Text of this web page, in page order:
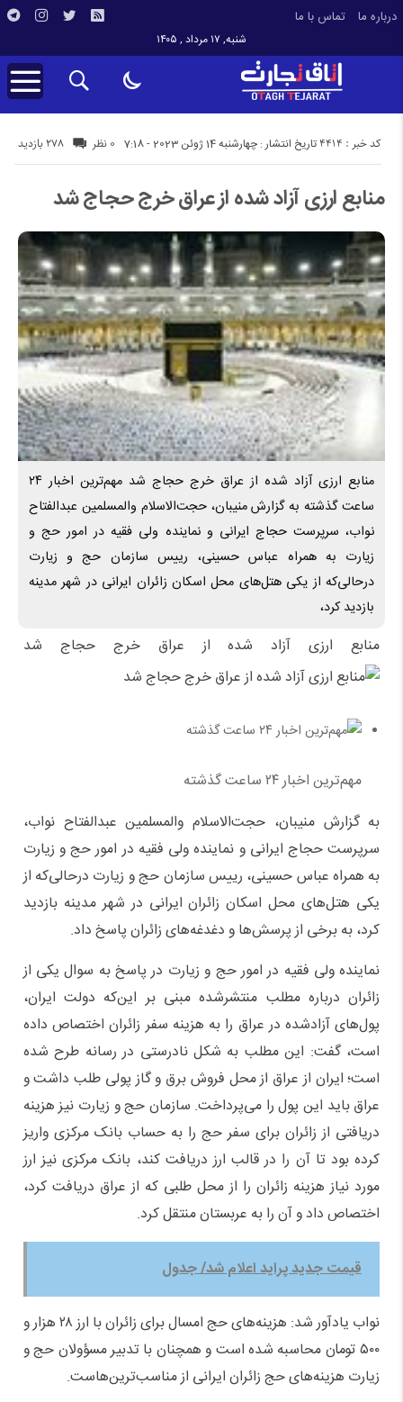
درباره ما تماس با ما
شنبه, ۱۷ مرداد , ۱۴۰۵
تاریخ انتشار : چهارشنبه 14 ژوئن 2023 - 7:18 278 بازدید کد خبر : 4414 0 نظر
منابع ارزی آزاد شده از عراق خرج حجاج شد
منابع ارزی آزاد شده از عراق خرج حجاج شد مهم‌ترین اخبار ۲۴
ساعت گذشته به گزارش منیبان، حجت‌الاسلام والمسلمین عبدالفتاح
نواب، سرپرست حجاج ایرانی و نماینده ولی فقیه در امور حج و
زیارت به همراه عباس حسینی، رییس سازمان حج و زیارت
درحالی‌که از یکی هتل‌های محل اسکان زائران ایرانی در شهر مدینه
بازدید کرد،
منابع ارزی آزاد شده از عراق خرج حجاج شد
مهم‌ترین اخبار ۲۴ ساعت گذشته
به گزارش منیبان، حجت‌الاسلام والمسلمین عبدالفتاح نواب،
سرپرست حجاج ایرانی و نماینده ولی فقیه در امور حج و زیارت
به همراه عباس حسینی، رییس سازمان حج و زیارت درحالی‌که از
یکی هتل‌های محل اسکان زائران ایرانی در شهر مدینه بازدید
کرد، به برخی از پرسش‌ها و دغدغه‌های زائران پاسخ داد.
نماینده ولی فقیه در امور حج و زیارت در پاسخ به سوال یکی از
زائران درباره مطلب منتشرشده مبنی بر این‌که دولت ایران،
پول‌های آزادشده در عراق را به هزینه سفر زائران اختصاص داده
است، گفت: این مطلب به شکل نادرستی در رسانه طرح شده
است؛ ایران از عراق از محل فروش برق و گاز پولی طلب داشت و
عراق باید این پول را می‌پرداخت. سازمان حج و زیارت نیز هزینه
دریافتی از زائران برای سفر حج را به حساب بانک مرکزی واریز
کرده بود تا آن را در قالب ارز دریافت کند، بانک مرکزی نیز ارز
مورد نیاز هزینه زائران را از محل طلبی که از عراق دریافت کرد،
اختصاص داد و آن را به عربستان منتقل کرد.
قیمت جدید پراید اعلام شد/ جدول
نواب یادآور شد: هزینه‌های حج امسال برای زائران با ارز ۲۸ هزار و
۵۰۰ تومان محاسبه شده است و همچنان با تدبیر مسؤولان حج و
زیارت هزینه‌های حج زائران ایرانی از مناسب‌ترین‌هاست. ‌